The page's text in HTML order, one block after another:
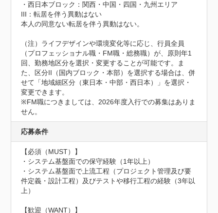
・西日本ブロック：関西・中国・四国・九州エリア
III：転居を伴う異動はない
本人の同意ない転居を伴う異動はない。
（注）ライフデザインや環境変化等に応じ、行員全員
（プロフェッショナル職・FM職・総務職）が、原則年1
回、勤務地区分を選択・変更することが可能です。ま
た、区分II（国内ブロック・本部）を選択する場合は、併
せて「地域細区分（東日本・中部・西日本）」を選択・
変更できます。
※FM職につきましては、2026年度入行での募集はありま
せん。
応募条件
【必須（MUST）】
・システム基盤面での保守経験（1年以上）
・システム基盤面で上流工程（プロジェクト管理及び要
件定義・設計工程）及びテストや移行工程の経験（3年以
上）
【歓迎（WANT）】